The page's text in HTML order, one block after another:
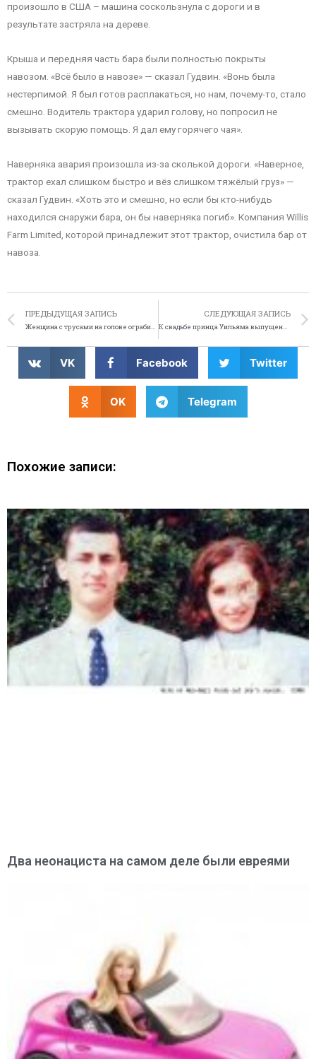
произошло в США – машина соскользнула с дороги и в
результате застряла на дереве.
Крыша и передняя часть бара были полностью покрыты
навозом. «Всё было в навозе» — сказал Гудвин. «Вонь была
нестерпимой. Я был готов расплакаться, но нам, почему-то, стало
смешно. Водитель трактора ударил голову, но попросил не
вызывать скорую помощь. Я дал ему горячего чая».
Наверняка авария произошла из-за сколькой дороги. «Наверное,
трактор ехал слишком быстро и вёз слишком тяжёлый груз» —
сказал Гудвин. «Хоть это и смешно, но если бы кто-нибудь
находился снаружи бара, он бы наверняка погиб». Компания Willis
Farm Limited, которой принадлежит этот трактор, очистила бар от
навоза.
ПРЕДЫДУЩАЯ ЗАПИСЬ
Женщина с трусами на голове ограбила МакДональдс
СЛЕДУЮЩАЯ ЗАПИСЬ
К свадьбе принца Уильяма выпущены рвотные пакеты
VK Facebook Twitter
OK Telegram
Похожие записи:
Два неонациста на самом деле были евреями